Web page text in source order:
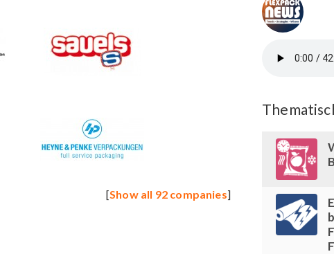
[Show all 92 companies]